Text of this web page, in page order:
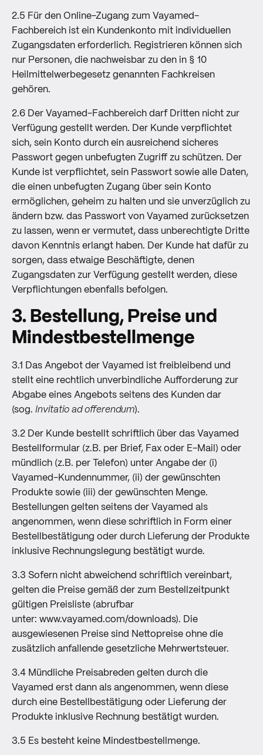
2.5 Für den Online-Zugang zum Vayamed-
Fachbereich ist ein Kundenkonto mit individuellen
Zugangsdaten erforderlich. Registrieren können sich
nur Personen, die nachweisbar zu den in § 10
Heilmittelwerbegesetz genannten Fachkreisen
gehören.
2.6 Der Vayamed-Fachbereich darf Dritten nicht zur
Verfügung gestellt werden. Der Kunde verpflichtet
sich, sein Konto durch ein ausreichend sicheres
Passwort gegen unbefugten Zugriff zu schützen. Der
Kunde ist verpflichtet, sein Passwort sowie alle Daten,
die einen unbefugten Zugang über sein Konto
ermöglichen, geheim zu halten und sie unverzüglich zu
ändern bzw. das Passwort von Vayamed zurücksetzen
zu lassen, wenn er vermutet, dass unberechtigte Dritte
davon Kenntnis erlangt haben. Der Kunde hat dafür zu
sorgen, dass etwaige Beschäftigte, denen
Zugangsdaten zur Verfügung gestellt werden, diese
Verpflichtungen ebenfalls befolgen.
3. Bestellung, Preise und
Mindestbestellmenge
3.1 Das Angebot der Vayamed ist freibleibend und
stellt eine rechtlich unverbindliche Aufforderung zur
Abgabe eines Angebots seitens des Kunden dar
(sog. Invitatio ad offerendum).
3.2 Der Kunde bestellt schriftlich über das Vayamed
Bestellformular (z.B. per Brief, Fax oder E-Mail ) oder
mündlich (z.B. per Telefon) unter Angabe der (i)
Vayamed-Kundennummer, (ii) der gewünschten
Produkte sowie (iii) der gewünschten Menge.
Bestellungen gelten seitens der Vayamed als
angenommen, wenn diese schriftlich in Form einer
Bestellbestätigung oder durch Lieferung der Produkte
inklusive Rechnungslegung bestätigt wurde.
3.3 Sofern nicht abweichend schriftlich vereinbart,
gelten die Preise gemäß der zum Bestellzeitpunkt
gültigen Preisliste (abrufbar
unter: www.vayamed.com/downloads). Die
ausgewiesenen Preise sind Nettopreise ohne die
zusätzlich anfallende gesetzliche Mehrwertsteuer.
3.4 Mündliche Preisabreden gelten durch die
Vayamed erst dann als angenommen, wenn diese
durch eine Bestellbestätigung oder Lieferung der
Produkte inklusive Rechnung bestätigt wurden.
3.5 Es besteht keine Mindestbestellmenge.